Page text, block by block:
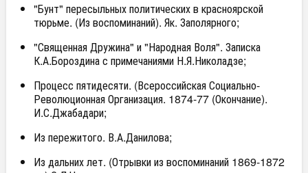
"Бунт" пересыльных политических в красноярской
тюрьме. (Из воспоминаний). Як. Заполярного;
"Священная Дружина" и "Народная Воля". Записка
К.А.Бороздина с примечаниями Н.Я.Николадзе;
Процесс пятидесяти. (Всероссийская Социально-
Революционная Организация. 1874-77 (Окончание).
И.С.Джабадари;
Из пережитого. В.А.Данилова;
Из дальних лет. (Отрывки из воспоминаний 1869-1872